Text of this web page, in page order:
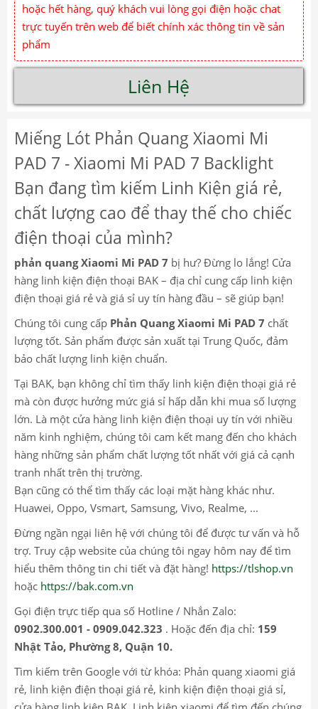
hoặc hết hàng, quý khách vui lòng gọi điện hoặc chat
trực tuyến trên web để biết chính xác thông tin về sản
phẩm
Liên Hệ
Miếng Lót Phản Quang Xiaomi Mi
PAD 7 - Xiaomi Mi PAD 7 Backlight
Bạn đang tìm kiếm Linh Kiện giá rẻ,
chất lượng cao để thay thế cho chiếc
điện thoại của mình?
phản quang Xiaomi Mi PAD 7 bị hư? Đừng lo lắng! Cửa
hàng linh kiện điện thoại BAK – địa chỉ cung cấp linh kiện
điện thoại giá rẻ và giá sỉ uy tín hàng đầu – sẽ giúp bạn!
Chúng tôi cung cấp Phản Quang Xiaomi Mi PAD 7 chất
lượng tốt. Sản phẩm được sản xuất tại Trung Quốc, đảm
bảo chất lượng linh kiện chuẩn.
Tại BAK, bạn không chỉ tìm thấy linh kiện điện thoại giá rẻ
mà còn được hưởng mức giá sỉ hấp dẫn khi mua số lượng
lớn. Là một cửa hàng linh kiện điện thoại uy tín với nhiều
năm kinh nghiệm, chúng tôi cam kết mang đến cho khách
hàng những sản phẩm chất lượng tốt nhất với giá cả cạnh
tranh nhất trên thị trường.
Bạn cũng có thể tìm thấy các loại mặt hàng khác như.
Huawei, Oppo, Vsmart, Samsung, Vivo, Realme, ...
Đừng ngần ngại liên hệ với chúng tôi để được tư vấn và hỗ
trợ. Truy cập website của chúng tôi ngay hôm nay để tìm
hiểu thêm thông tin chi tiết và đặt hàng! https://tlshop.vn
hoặc https://bak.com.vn
Gọi điện trực tiếp qua số Hotline / Nhắn Zalo:
0902.300.001 - 0909.042.323 . Hoặc đến địa chỉ: 159
Nhật Tảo, Phường 8, Quận 10.
Tìm kiếm trên Google với từ khóa: Phản quang xiaomi giá
rẻ, linh kiện điện thoại giá rẻ, kinh kiện điện thoại giá sỉ,